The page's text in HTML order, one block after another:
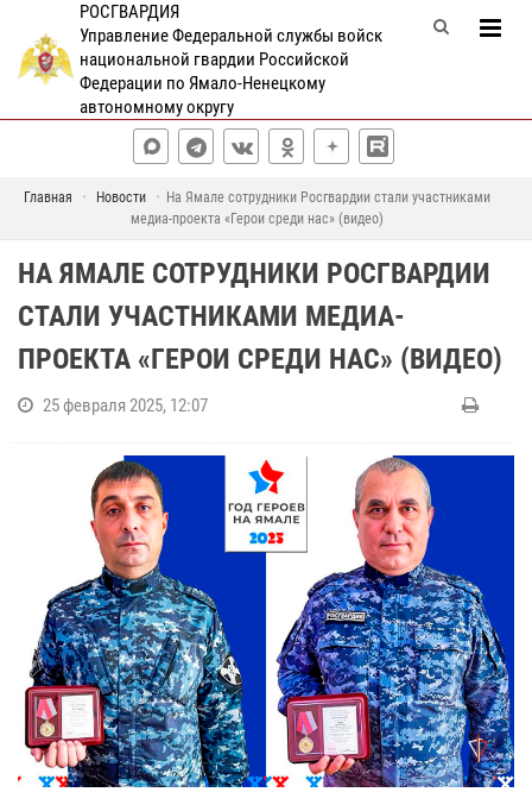
РОСГВАРДИЯ
Управление Федеральной службы войск
национальной гвардии Российской
Федерации по Ямало-Ненецкому
автономному округу
Главная Новости
На Ямале сотрудники Росгвардии стали участниками
медиа-проекта «Герои среди нас» (видео)
НА ЯМАЛЕ СОТРУДНИКИ РОСГВАРДИИ
СТАЛИ УЧАСТНИКАМИ МЕДИА-
ПРОЕКТА «ГЕРОИ СРЕДИ НАС» (ВИДЕО)
25 февраля 2025, 12:07